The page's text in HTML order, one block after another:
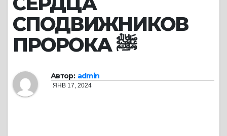
СПОДВИЖНИКОВ
ПРОРОКА ﷺ
Автор: admin
ЯНВ 17, 2024